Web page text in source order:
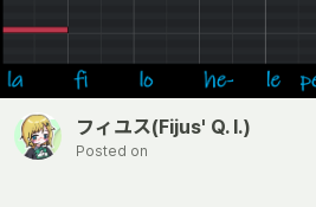
フィユス(Fijus' Q. I.)
Posted on